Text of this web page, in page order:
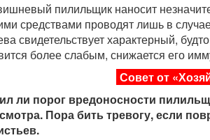
пилильщик наносит
средствами проводят лишь в
свидетельствует характерный,
более слабым, снижается его
Совет от
ли порог вредоносности
Пора бить тревогу, если